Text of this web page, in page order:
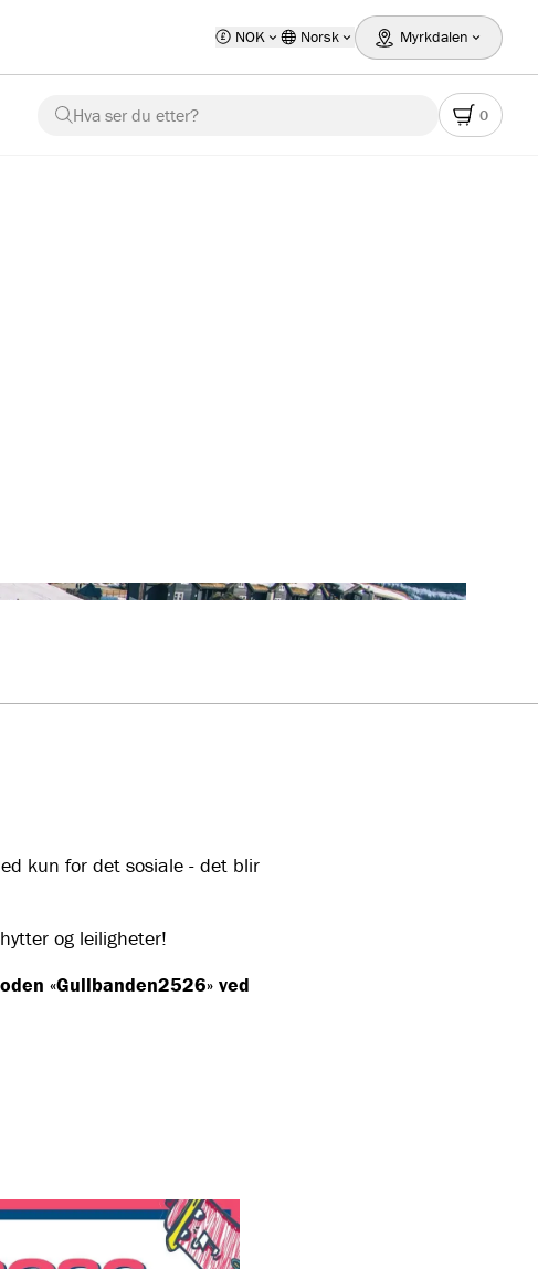
NOK Norsk Myrkdalen
Hva ser du etter? 0
kun for det sosiale - det blir
og leiligheter!
«Gullbanden2526» ved